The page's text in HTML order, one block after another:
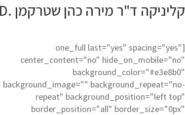
קליניקה ד"ר מירה כהן שטרקמן .Ph.D
[one_full last="yes" spacing="yes"
center_content="no" hide_on_mobile="no"
background_color="#e3e8b0"
background_image="" background_repeat="no-
repeat" background_position="left top"
border_position="all" border_size="0px"